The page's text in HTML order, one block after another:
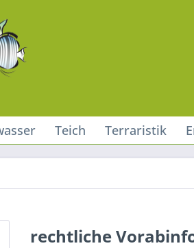
Teich Terraristik
rechtliche